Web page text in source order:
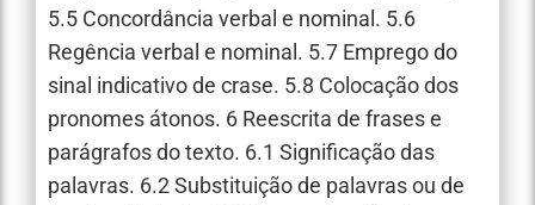
5.5 Concordância verbal e nominal. 5.6
Regência verbal e nominal. 5.7 Emprego do
sinal indicativo de crase. 5.8 Colocação dos
pronomes átonos. 6 Reescrita de frases e
parágrafos do texto. 6.1 Significação das
palavras. 6.2 Substituição de palavras ou de